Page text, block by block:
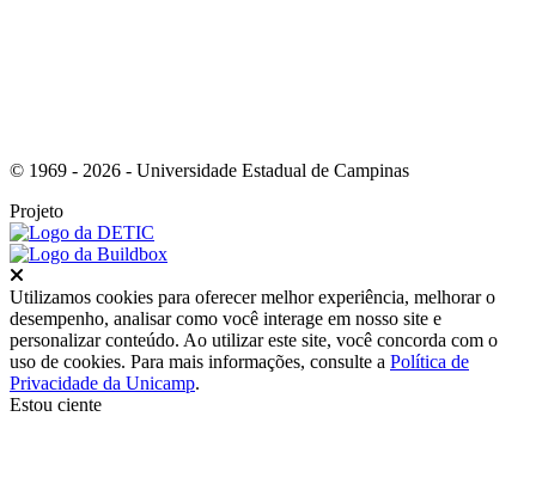
© 1969 - 2026 - Universidade Estadual de Campinas
Projeto
Utilizamos cookies para oferecer melhor experiência, melhorar o
desempenho, analisar como você interage em nosso site e
personalizar conteúdo. Ao utilizar este site, você concorda com o
uso de cookies. Para mais informações, consulte a Política de
Privacidade da Unicamp.
Estou ciente